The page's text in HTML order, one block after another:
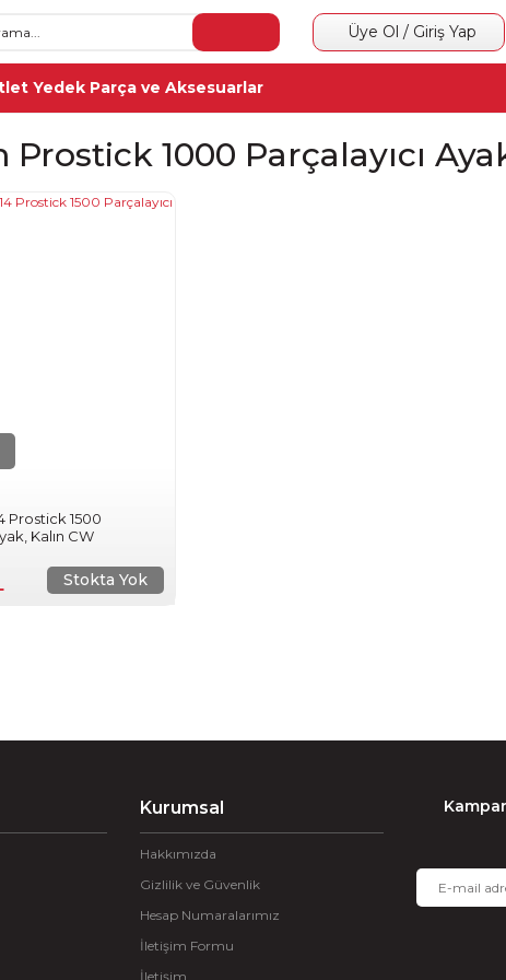
Üye Ol / Giriş Yap
Yedek Parça ve Aksesuarlar
1000 Parçalayıcı
Prostick 1500
Kalın CW
Stokta Yok
Kurumsal
Hakkımızda
Gizlilik ve Güvenlik
Hesap Numaralarımız
İletişim Formu
İletişim